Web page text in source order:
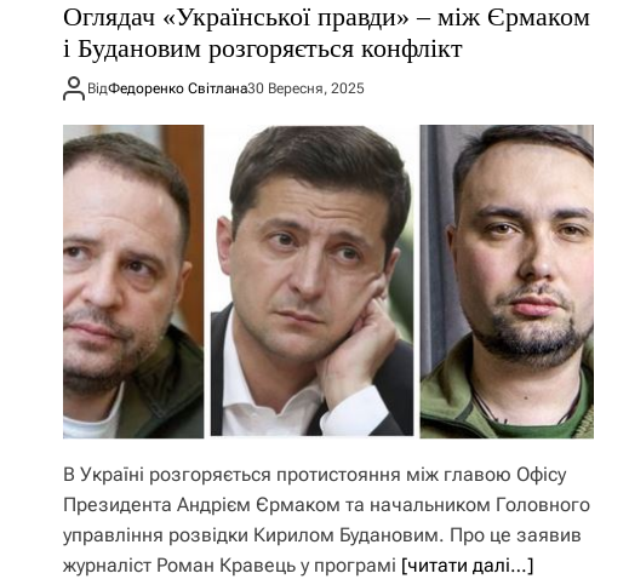
Оглядач «Української правди» – між Єрмаком
і Будановим розгоряється конфлікт
ВідФедоренко Світлана30 Вересня, 2025
В Україні розгоряється протистояння між главою Офісу
Президента Андрієм Єрмаком та начальником Головного
управління розвідки Кирилом Будановим. Про це заявив
журналіст Роман Кравець у програмі [читати далі…]